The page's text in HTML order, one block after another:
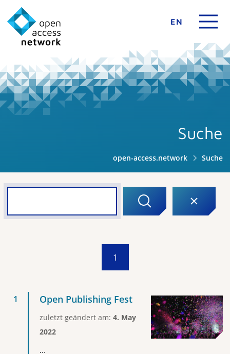
EN
Suche
open-access.network Suche
1
Open Publishing Fest
zuletzt geändert am: 4. May
2022
...